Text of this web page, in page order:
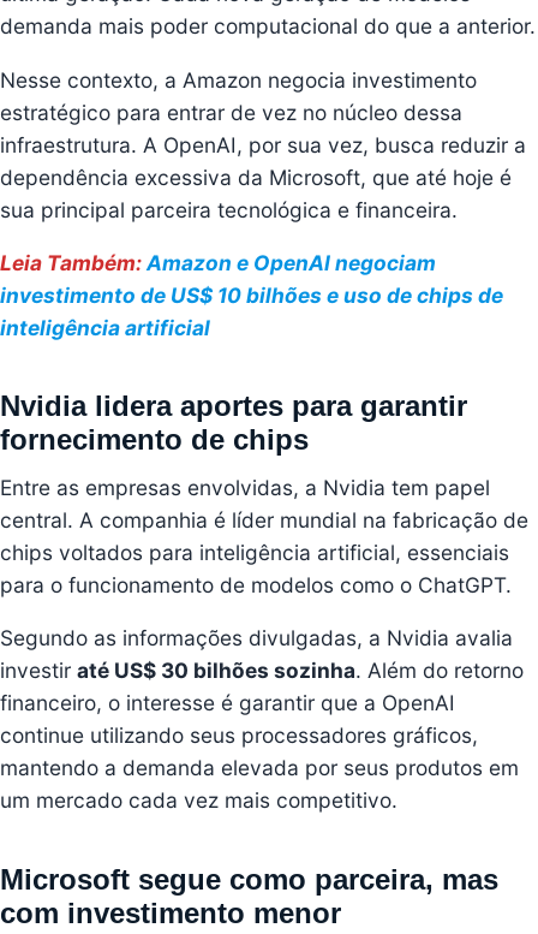
demanda mais poder computacional do que a anterior.
Nesse contexto, a Amazon negocia investimento
estratégico para entrar de vez no núcleo dessa
infraestrutura. A OpenAI, por sua vez, busca reduzir a
dependência excessiva da Microsoft, que até hoje é
sua principal parceira tecnológica e financeira.
Leia Também:Amazon e OpenAI negociam
investimento de US$ 10 bilhões e uso de chips de
inteligência artificial
Nvidia lidera aportes para garantir
fornecimento de chips
Entre as empresas envolvidas, a Nvidia tem papel
central. A companhia é líder mundial na fabricação de
chips voltados para inteligência artificial, essenciais
para o funcionamento de modelos como o ChatGPT.
Segundo as informações divulgadas, a Nvidia avalia
investir até US$ 30 bilhões sozinha. Além do retorno
financeiro, o interesse é garantir que a OpenAI
continue utilizando seus processadores gráficos,
mantendo a demanda elevada por seus produtos em
um mercado cada vez mais competitivo.
Microsoft segue como parceira, mas
com investimento menor